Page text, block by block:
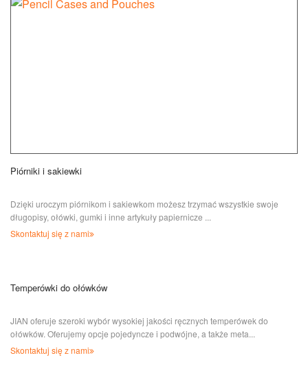
Piórniki i sakiewki
Dzięki uroczym piórnikom i sakiewkom możesz trzymać wszystkie swoje
długopisy, ołówki, gumki i inne artykuły papiernicze ...
Skontaktuj się z nami
Temperówki do ołówków
JIAN oferuje szeroki wybór wysokiej jakości ręcznych temperówek do
ołówków. Oferujemy opcje pojedyncze i podwójne, a także meta...
Skontaktuj się z nami